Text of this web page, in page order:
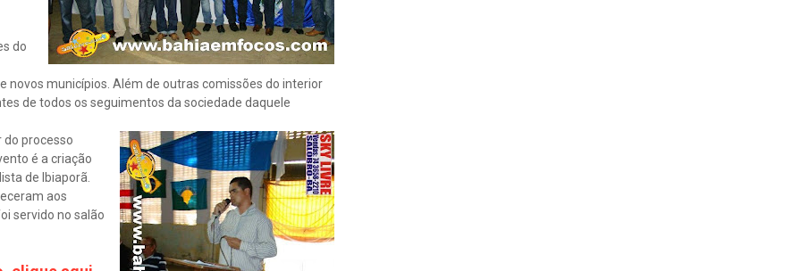
do
novos municípios. Além de outras comissões do interior
de todos os seguimentos da sociedade daquele
do processo
é a criação
de Ibiaporã.
aos
servido no salão